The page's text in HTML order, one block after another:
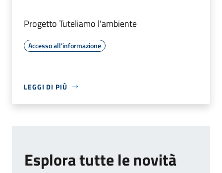
Progetto Tuteliamo l'ambiente
Accesso all'informazione
LEGGI DI PIÙ
Esplora tutte le novità